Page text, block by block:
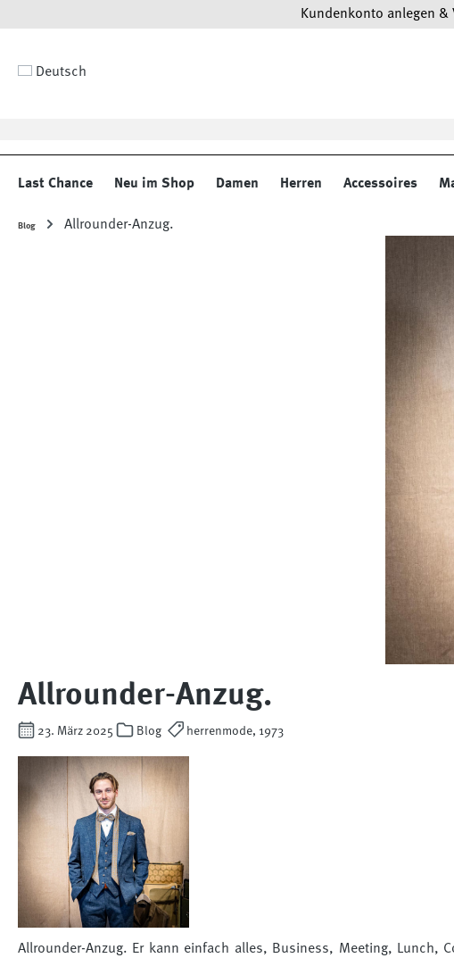
Kundenkonto anlegen &
Deutsch
Last Chance Neu im Shop Damen Herren Accessoires
Blog Allrounder-Anzug.
Allrounder-Anzug.
23. März 2025 Blog herrenmode, 1973
Allrounder-Anzug. Er kann einfach alles, Business, Meeting, Lunch,